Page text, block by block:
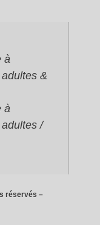
à
&
à
/
réservés –